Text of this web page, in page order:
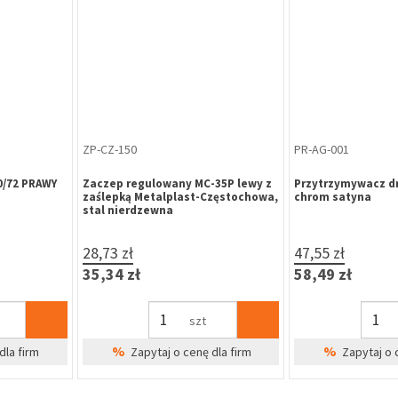
firm
OT-ZL-005
Nożyce zamykacza naświetli Takt-
150 białe
87,84 zł
108,04 zł
szt
% Zapytaj o cenę dla firm
KL-WI-302
Klamka drzwiowa
WB, aluminium
79,22 zł
97,44 zł
% Zapytaj o